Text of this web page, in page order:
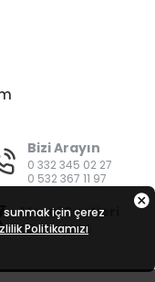
Bizi Arayın
0 332 345 02 27
0 532 367 11 97
Mesai Saatleri
08:00 - 19:00
için çerez
Politikamızı